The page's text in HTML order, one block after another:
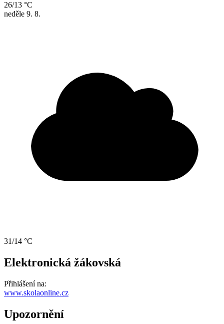
26/13 °C
neděle 9. 8.
31/14 °C
Elektronická žákovská
Přihlášení na:
www.skolaonline.cz
Upozornění